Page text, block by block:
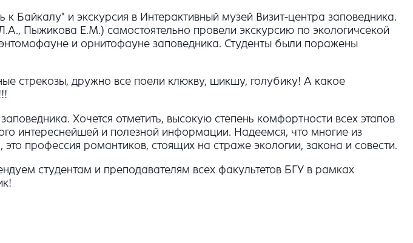
и экскурсия в Интерактивный музей Визит-центра заповедника.
Пыжикова Е.М.) самостоятельно провели экскурсию по экологичсекой
и орнитофауне заповедника. Студенты были поражены
стрекозы, дружно все поели клюкву, шикшу, голубику! А какое
Хочется отметить, высокую степень комфортности всех этапов
интереснейшей и полезной информации. Надеемся, что многие из
профессия романтиков, стоящих на страже экологии, закона и совести.
студентам и преподавателям всех факультетов БГУ в рамках